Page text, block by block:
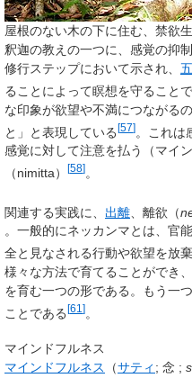
屋根のない木の下に住む、禁欲
釈迦の教えの一つに、感覚の抑
修行ステップにおいて示され、
ることによって瞑想を守ること
な印象が欲望や不満につながる
と」と表現している[57]。これは
感覚に対して注意を払う（マイ
（nimitta）
[58] 。
関連する実践に、 出離 、離欲（
。一般的にネッカンマとは、官
全と見なされる行動や欲望を放
様々な方法で育てることができ
を育む一つの形である。もう一つ
ことである[61 ]。
マインドフルネス
マインドフルネス
（サティ ; 念 ;